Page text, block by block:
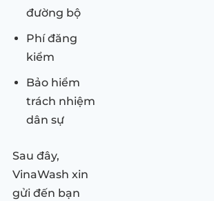
đường bộ
Phí đăng
kiểm
Bảo hiểm
trách nhiệm
dân sự
Sau đây,
VinaWash xin
gửi đến bạn